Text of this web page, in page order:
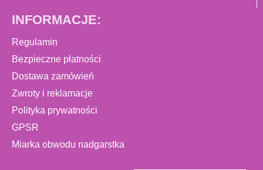
INFORMACJE:
Regulamin
Bezpieczne płatności
Dostawa zamówień
Zwroty i reklamacje
Polityka prywatności
GPSR
Miarka obwodu nadgarstka